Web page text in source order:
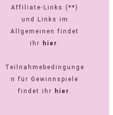
Affiliate-Links (**)
und Links im
Allgemeinen findet
ihr
hier .
Teilnahmebedingunge
n für Gewinnspiele
findet ihr
hier .